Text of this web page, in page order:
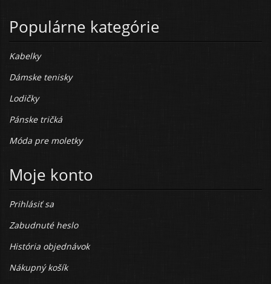
Populárne kategórie
Kabelky
Dámske tenisky
Lodičky
Pánske tričká
Móda pre moletky
Moje konto
Prihlásiť sa
Zabudnuté heslo
História objednávok
Nákupný košík